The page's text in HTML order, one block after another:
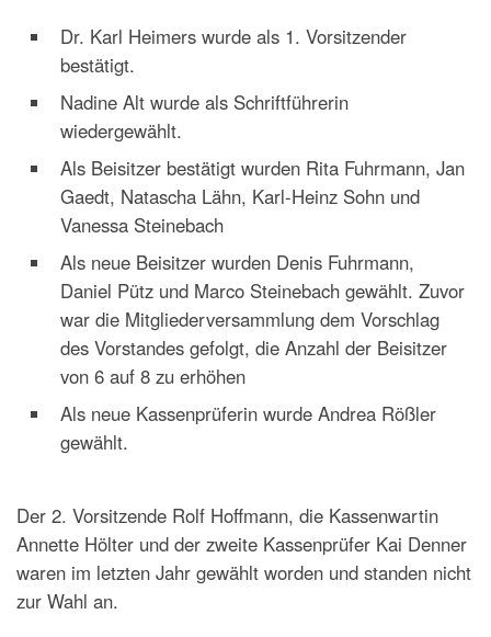
Dr. Karl Heimers wurde als 1. Vorsitzender
bestätigt.
Nadine Alt wurde als Schriftführerin
wiedergewählt.
Als Beisitzer bestätigt wurden Rita Fuhrmann, Jan
Gaedt, Natascha Lähn, Karl-Heinz Sohn und
Vanessa Steinebach
Als neue Beisitzer wurden Denis Fuhrmann,
Daniel Pütz und Marco Steinebach gewählt. Zuvor
war die Mitgliederversammlung dem Vorschlag
des Vorstandes gefolgt, die Anzahl der Beisitzer
von 6 auf 8 zu erhöhen
Als neue Kassenprüferin wurde Andrea Rößler
gewählt.
Der 2. Vorsitzende Rolf Hoffmann, die Kassenwartin
Annette Hölter und der zweite Kassenprüfer Kai Denner
waren im letzten Jahr gewählt worden und standen nicht
zur Wahl an.